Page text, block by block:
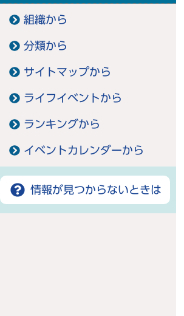
組織から
分類から
サイトマップから
ライフイベントから
ランキングから
イベントカレンダーから
情報が見つからないときは